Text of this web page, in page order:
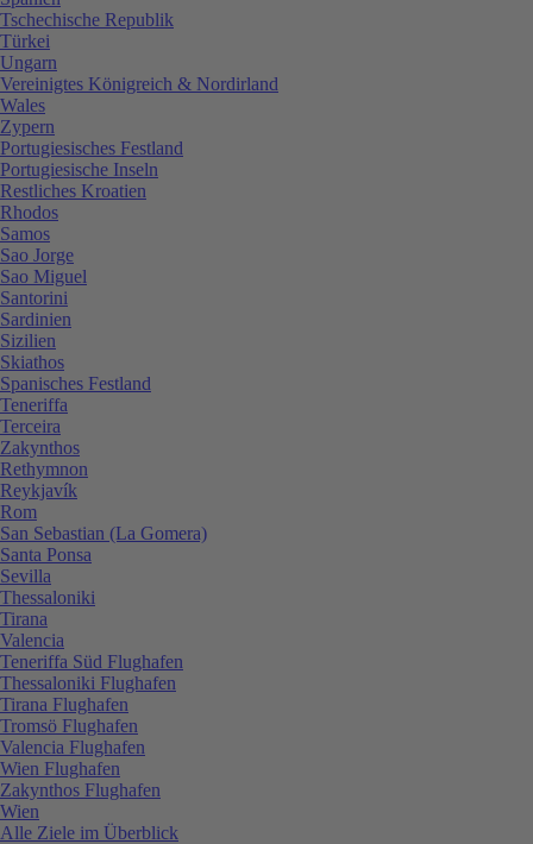
Tschechische Republik
Türkei
Ungarn
Vereinigtes Königreich & Nordirland
Wales
Zypern
Portugiesisches Festland
Portugiesische Inseln
Restliches Kroatien
Rhodos
Samos
Sao Jorge
Sao Miguel
Santorini
Sardinien
Sizilien
Skiathos
Spanisches Festland
Teneriffa
Terceira
Zakynthos
Rethymnon
Reykjavík
Rom
San Sebastian (La Gomera)
Santa Ponsa
Sevilla
Thessaloniki
Tirana
Valencia
Teneriffa Süd Flughafen
Thessaloniki Flughafen
Tirana Flughafen
Tromsö Flughafen
Valencia Flughafen
Wien Flughafen
Zakynthos Flughafen
Wien
Alle Ziele im Überblick